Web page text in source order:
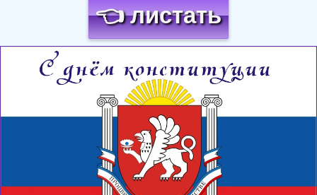
👈 листать
Загрузка картинки...